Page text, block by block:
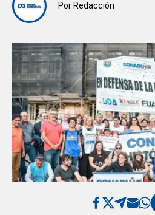
Por Redacción